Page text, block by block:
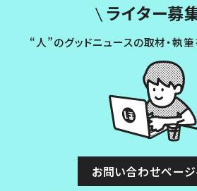
ライター募集
“人”のグッドニュースの取材・執
お問い合わせペー